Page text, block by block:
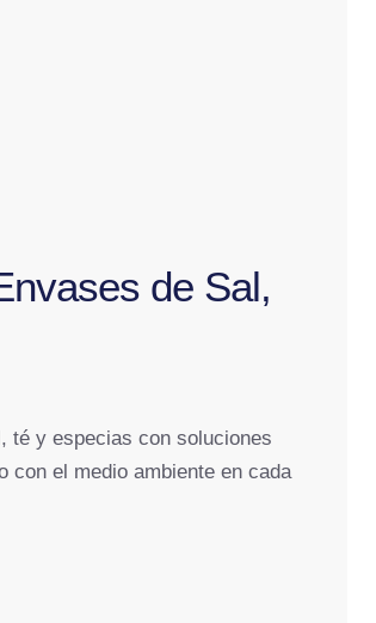
de Sal,
té y especias con soluciones
con el medio ambiente en cada